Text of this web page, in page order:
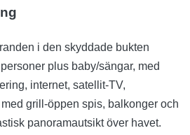
i den skyddade bukten
plus baby/sängar, med
internet, satellit-TV,
grill-öppen spis, balkonger och
panoramautsikt över havet.